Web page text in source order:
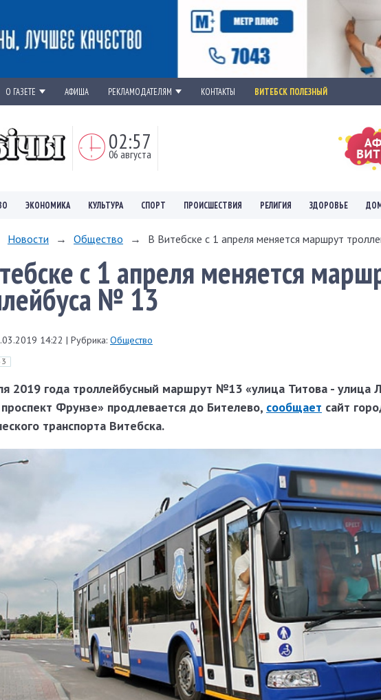
О ГАЗЕТЕ АФИША РЕКЛАМОДАТЕЛЯМ КОНТАКТЫ ВИТЕБСК ПОЛЕЗНЫЙ
02:57
06 августа
ЭКОНОМИКА КУЛЬТУРА СПОРТ ПРОИСШЕСТВИЯ РЕЛИГИЯ ЗДОРОВЬЕ
Новости → Общество → В Витебске с 1 апреля меняется маршрут
с 1 апреля меняется
№ 13
14:22 | Рубрика: Общество
2019 года троллейбусный маршрут №13 «улица Титова - улица
Фрунзе» продлевается до Бителево, сообщает сайт
транспорта Витебска.